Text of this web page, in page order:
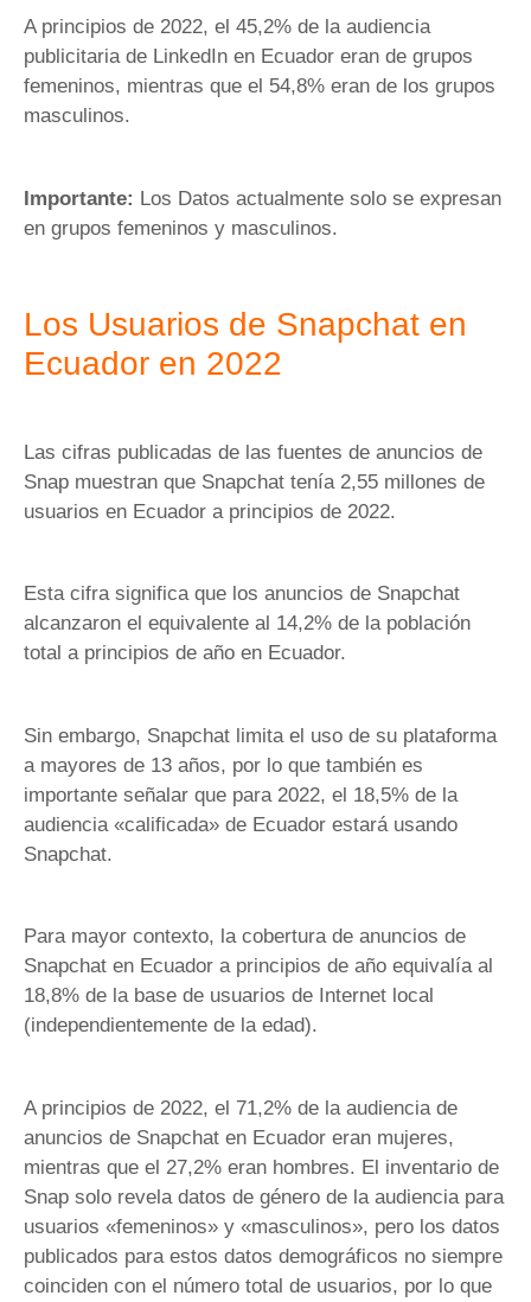
A principios de 2022, el 45,2% de la audiencia
publicitaria de LinkedIn en Ecuador eran de grupos
femeninos, mientras que el 54,8% eran de los grupos
masculinos.
Importante: Los Datos actualmente solo se expresan
en grupos femeninos y masculinos.
Los Usuarios de Snapchat en
Ecuador en 2022
Las cifras publicadas de las fuentes de anuncios de
Snap muestran que Snapchat tenía 2,55 millones de
usuarios en Ecuador a principios de 2022.
Esta cifra significa que los anuncios de Snapchat
alcanzaron el equivalente al 14,2% de la población
total a principios de año en Ecuador.
Sin embargo, Snapchat limita el uso de su plataforma
a mayores de 13 años, por lo que también es
importante señalar que para 2022, el 18,5% de la
audiencia «calificada» de Ecuador estará usando
Snapchat.
Para mayor contexto, la cobertura de anuncios de
Snapchat en Ecuador a principios de año equivalía al
18,8% de la base de usuarios de Internet local
(independientemente de la edad).
A principios de 2022, el 71,2% de la audiencia de
anuncios de Snapchat en Ecuador eran mujeres,
mientras que el 27,2% eran hombres. El inventario de
Snap solo revela datos de género de la audiencia para
usuarios «femeninos» y «masculinos», pero los datos
publicados para estos datos demográficos no siempre
coinciden con el número total de usuarios, por lo que